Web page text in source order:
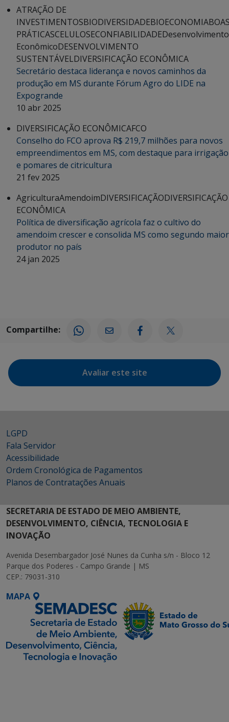
ATRAÇÃO DE
INVESTIMENTOSBIODIVERSIDADEBIOECONOMIA
PRÁTICASCELULOSECONFIABILIDADEDesenvolvimento
EconômicoDESENVOLVIMENTO
SUSTENTÁVELDIVERSIFICAÇÃO ECONÔMICA
Secretário destaca liderança e novos caminhos da
produção em MS durante Fórum Agro do LIDE na
Expogrande
10 abr 2025
DIVERSIFICAÇÃO ECONÔMICAFCO
Conselho do FCO aprova R$ 219,7 milhões para novos
empreendimentos em MS, com destaque para irrigação
e pomares de citricultura
21 fev 2025
AgriculturaAmendoimDIVERSIFICAÇÃODIVERSIFICAÇÃO
ECONÔMICA
Política de diversificação agrícola faz o cultivo do
amendoim crescer e consolida MS como segundo maior
produtor no país
24 jan 2025
Compartilhe:
Avaliar este site
LGPD
Fala Servidor
Acessibilidade
Ordem Cronológica de Pagamentos
Planos de Contratações Anuais
SECRETARIA DE ESTADO DE MEIO AMBIENTE,
DESENVOLVIMENTO, CIÊNCIA, TECNOLOGIA E
INOVAÇÃO
Avenida Desembargador José Nunes da Cunha s/n - Bloco 12
Parque dos Poderes - Campo Grande | MS
CEP.: 79031-310
MAPA